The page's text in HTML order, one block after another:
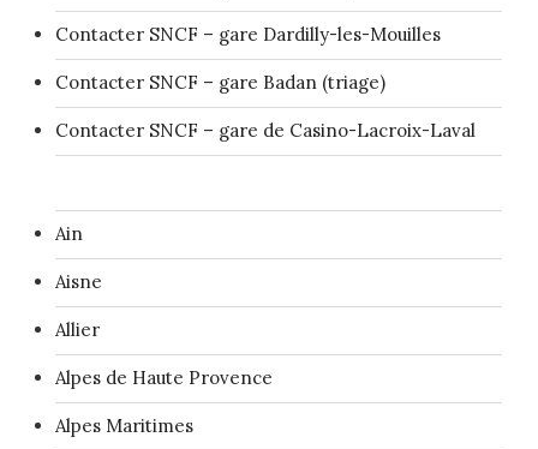
Contacter SNCF – gare Dardilly-les-Mouilles
Contacter SNCF – gare Badan (triage)
Contacter SNCF – gare de Casino-Lacroix-Laval
Ain
Aisne
Allier
Alpes de Haute Provence
Alpes Maritimes